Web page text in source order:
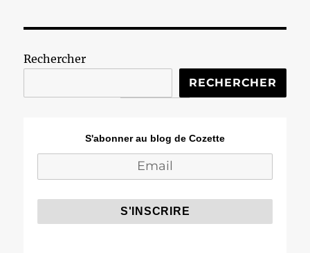
Rechercher
RECHERCHER
S'abonner au blog de Cozette